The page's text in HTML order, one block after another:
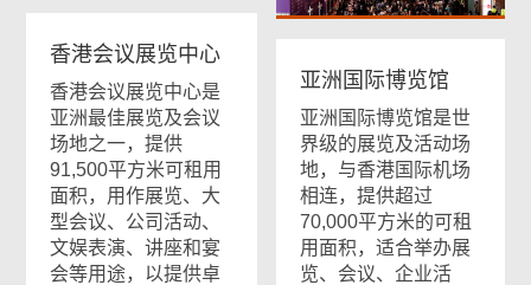
香港会议展览中心
香港会议展览中心是
亚洲最佳展览及会议
场地之一，提供
91,500平方米可租用
面积，用作展览、大
型会议、公司活动、
文娱表演、讲座和宴
会等用途，以提供卓
亚洲国际博览馆
亚洲国际博览馆是世
界级的展览及活动场
地，与香港国际机场
相连，提供超过
70,000平方米的可租
用面积，适合举办展
览、会议、企业活